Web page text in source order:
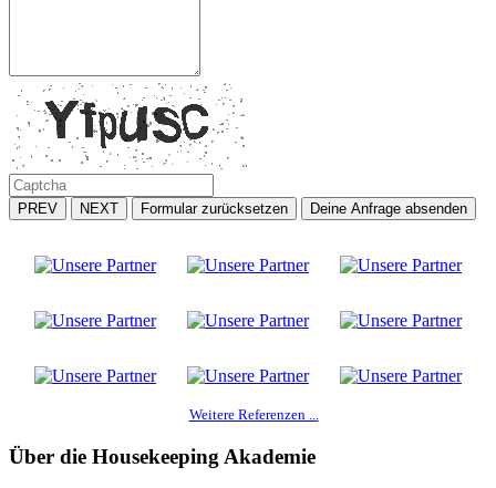
PREV NEXT Formular zurücksetzen Deine Anfrage absenden
Weitere Referenzen ...
Über die Housekeeping Akademie